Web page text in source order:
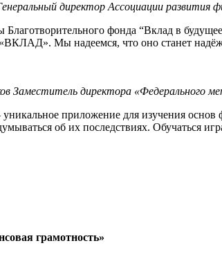
директор Ассоциации развития
Благотворительного фонда “Вклад в
Мы надеемся, что оно станет
Заместитель директора «Федерального
приложение для изучения основ
об их последствиях. Обучаться
грамотность»